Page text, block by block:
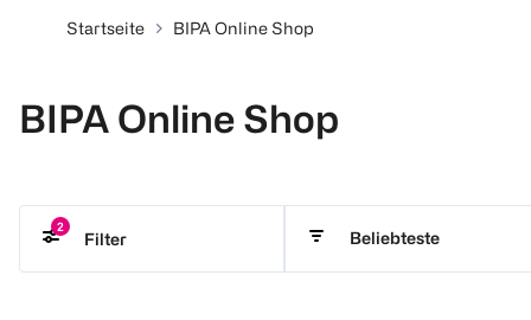
Startseite BIPA Online Shop
BIPA Online Shop
2
Filter Beliebteste